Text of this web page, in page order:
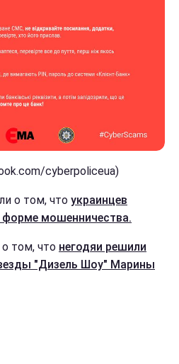
cyberpoliceua)
о том, что украинцев
форме мошенничества.
том, что негодяи решили
"Дизель Шоу" Марины